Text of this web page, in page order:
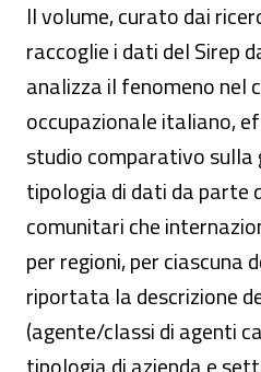
Il volume, curato dai
raccoglie i dati del Sirep
analizza il fenomeno nel
occupazionale italiano,
studio comparativo sulla
tipologia di dati da parte
comunitari che
per regioni, per ciascuna
riportata la descrizione
(agente/classi di agenti